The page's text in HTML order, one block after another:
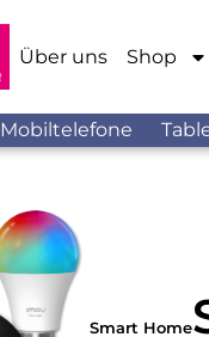
Über uns Shop
Mobiltelefone
Smart Home